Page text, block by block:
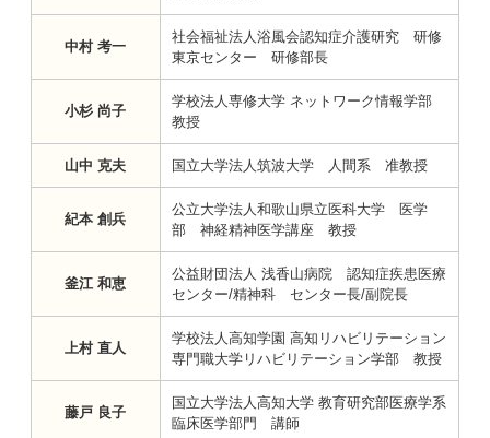
中村 考一
社会福祉法人浴風会認知症介護研究 研修
東京センター 研修部長
小杉 尚子
学校法人専修大学 ネットワーク情報学部
教授
山中 克夫 国立大学法人筑波大学 人間系 准教授
紀本 創兵
公立大学法人和歌山県立医科大学 医学
部 神経精神医学講座 教授
釜江 和恵
公益財団法人 浅香山病院 認知症疾患医療
センター/精神科 センター長/副院長
上村 直人
学校法人高知学園 高知リハビリテーション
専門職大学リハビリテーション学部 教授
藤戸 良子
国立大学法人高知大学 教育研究部医療学系
臨床医学部門 講師